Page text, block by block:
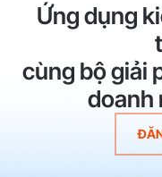
Ứng dụng
cùng bộ giải
doanh